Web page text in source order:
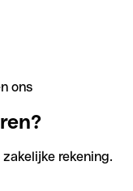
ons
rekening.